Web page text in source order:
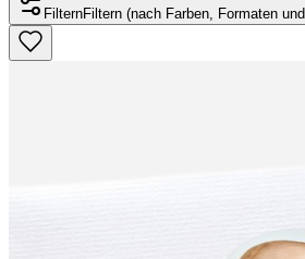
FilternFiltern (nach Farben, Formaten